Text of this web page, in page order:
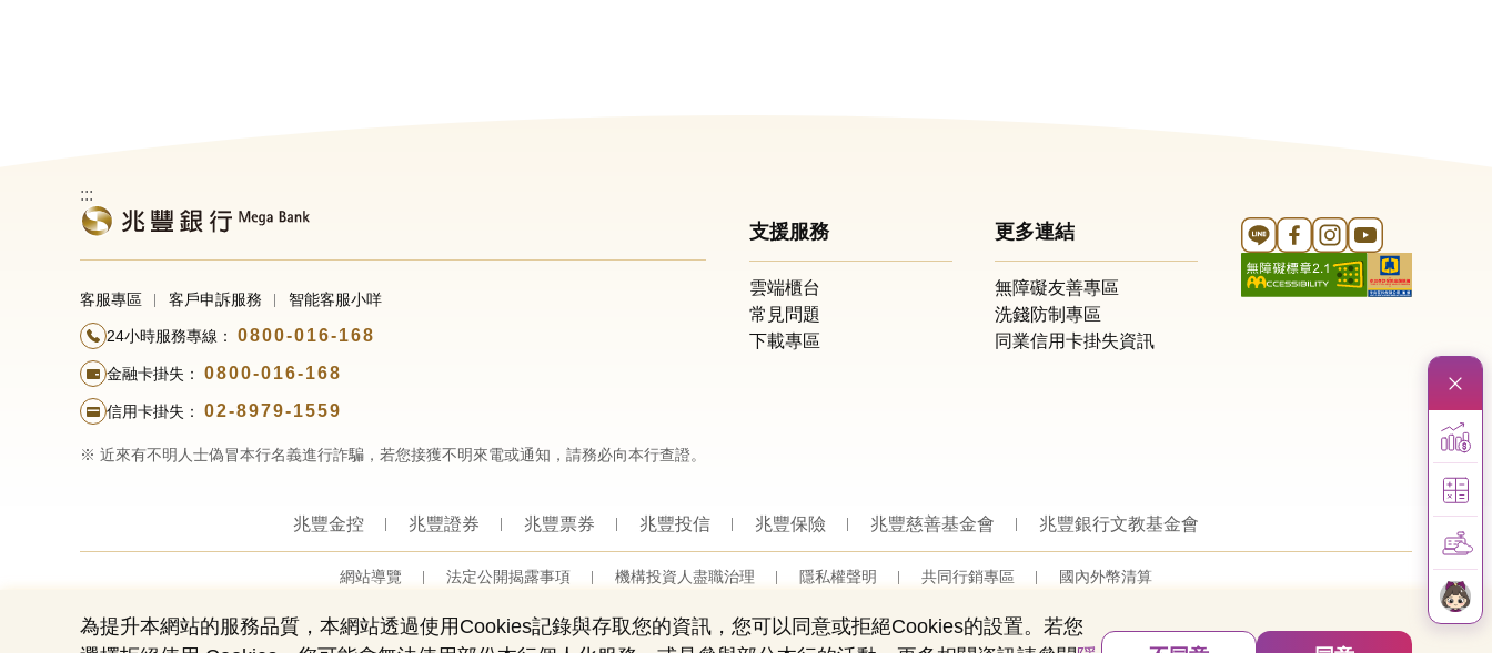
:::
客服專區 客戶申訴服務 智能客服小咩
24小時服務專線： 0800-016-168
金融卡掛失： 0800-016-168
信用卡掛失： 02-8979-1559
※ 近來有不明人士偽冒本行名義進行詐騙，若您接獲不明來電或通知，請務必向本行查證。
支援服務
雲端櫃台
常見問題
下載專區
更多連結
無障礙友善專區
洗錢防制專區
同業信用卡掛失資訊
Line 官方帳號
FB 官方帳號
Instagram 官方帳號
YouTube 官方帳號
兆豐金控 兆豐證券 兆豐票券 兆豐投信 兆豐保險 兆豐慈善基金會 兆豐銀行文教基金會
網站導覽 法定公開揭露事項 機構投資人盡職治理 隱私權聲明 共同行銷專區 國內外幣清算
營業人：兆豐國際商業銀行股份有限公司 營利事業統一編號：03705903
Copyright © by Mega International Commercial Bank
為提升本網站的服務品質，本網站透過使用Cookies記錄與存取您的資訊，您可以同意或拒絕Cookies的設置。若您